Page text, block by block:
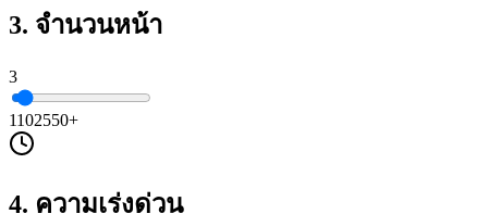
3. จำนวนหน้า
3
1102550+
4. ความเร่งด่วน